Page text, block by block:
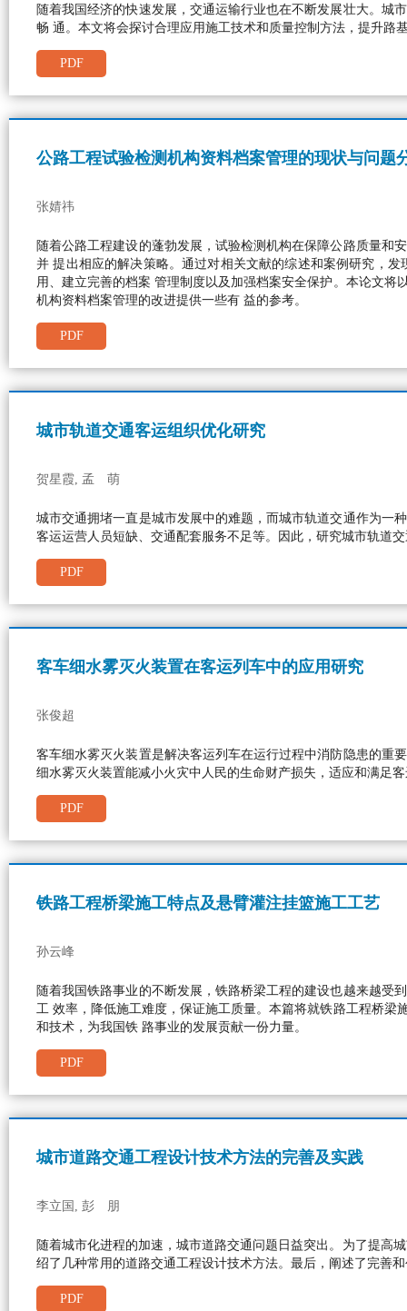
随着我国经济的快速发展，交通运输行业也在不断发展壮大。城
畅 通。本文将会探讨合理应用施工技术和质量控制方法，提升路
PDF
公路工程试验检测机构资料档案管理的现状与问题
张婧祎
随着公路工程建设的蓬勃发展，试验检测机构在保障公路质量和
并 提出相应的解决策略。通过对相关文献的综述和案例研究，
用、建立完善的档案 管理制度以及加强档案安全保护。本论文
机构资料档案管理的改进提供一些有 益的参考。
PDF
城市轨道交通客运组织优化研究
贺星霞, 孟 萌
城市交通拥堵一直是城市发展中的难题，而城市轨道交通作为一
客运运营人员短缺、交通配套服务不足等。因此，研究城市轨道
PDF
客车细水雾灭火装置在客运列车中的应用研究
张俊超
客车细水雾灭火装置是解决客运列车在运行过程中消防隐患的重
细水雾灭火装置能减小火灾中人民的生命财产损失，适应和满足
PDF
铁路工程桥梁施工特点及悬臂灌注挂篮施工工艺
孙云峰
随着我国铁路事业的不断发展，铁路桥梁工程的建设也越来越受
工 效率，降低施工难度，保证施工质量。本篇将就铁路工程桥
和技术，为我国铁 路事业的发展贡献一份力量。
PDF
城市道路交通工程设计技术方法的完善及实践
李立国, 彭 朋
随着城市化进程的加速，城市道路交通问题日益突出。为了提高
绍了几种常用的道路交通工程设计技术方法。最后，阐述了完善
PDF